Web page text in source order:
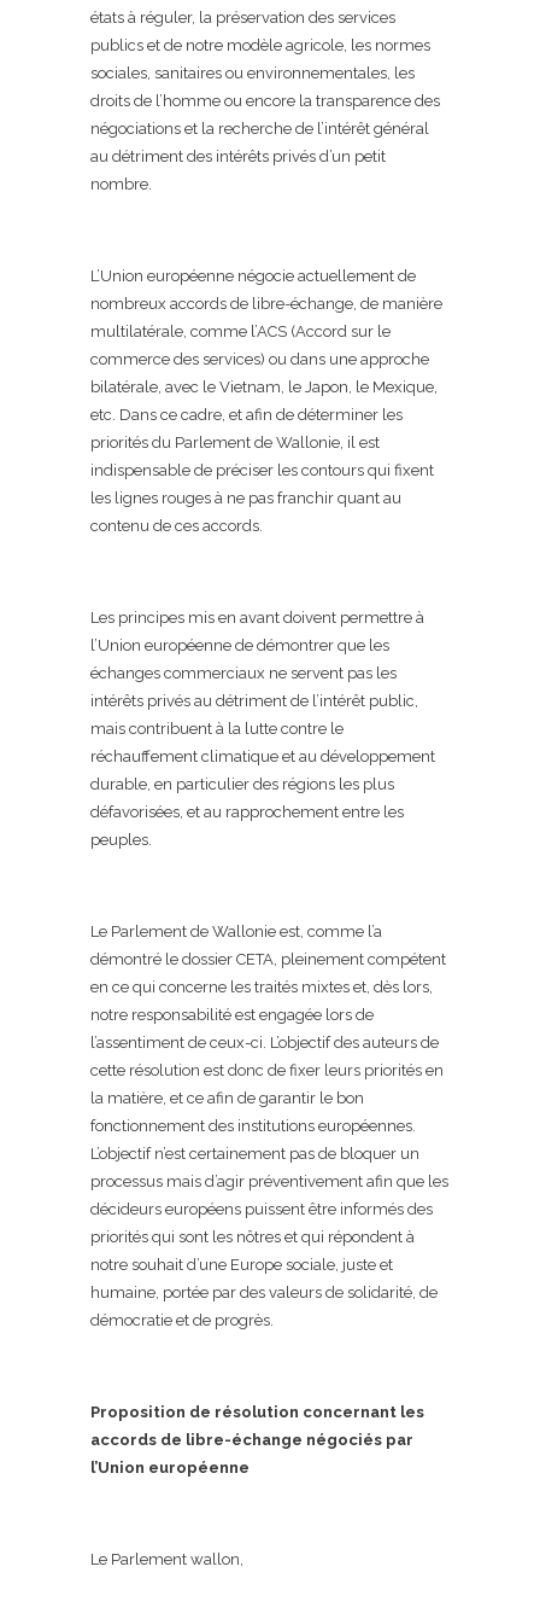
états à réguler, la préservation des services
publics et de notre modèle agricole, les normes
sociales, sanitaires ou environnementales, les
droits de l’homme ou encore la transparence des
négociations et la recherche de l’intérêt général
au détriment des intérêts privés d’un petit
nombre.
L’Union européenne négocie actuellement de
nombreux accords de libre-échange, de manière
multilatérale, comme l’ACS (Accord sur le
commerce des services) ou dans une approche
bilatérale, avec le Vietnam, le Japon, le Mexique,
etc. Dans ce cadre, et afin de déterminer les
priorités du Parlement de Wallonie, il est
indispensable de préciser les contours qui fixent
les lignes rouges à ne pas franchir quant au
contenu de ces accords.
Les principes mis en avant doivent permettre à
l’Union européenne de démontrer que les
échanges commerciaux ne servent pas les
intérêts privés au détriment de l’intérêt public,
mais contribuent à la lutte contre le
réchauffement climatique et au développement
durable, en particulier des régions les plus
défavorisées, et au rapprochement entre les
peuples.
Le Parlement de Wallonie est, comme l’a
démontré le dossier CETA, pleinement compétent
en ce qui concerne les traités mixtes et, dès lors,
notre responsabilité est engagée lors de
l’assentiment de ceux-ci. L’objectif des auteurs de
cette résolution est donc de fixer leurs priorités en
la matière, et ce afin de garantir le bon
fonctionnement des institutions européennes.
L’objectif n’est certainement pas de bloquer un
processus mais d’agir préventivement afin que les
décideurs européens puissent être informés des
priorités qui sont les nôtres et qui répondent à
notre souhait d’une Europe sociale, juste et
humaine, portée par des valeurs de solidarité, de
démocratie et de progrès.
Proposition de résolution concernant les
accords de libre-échange négociés par
l’Union européenne
Le Parlement wallon,